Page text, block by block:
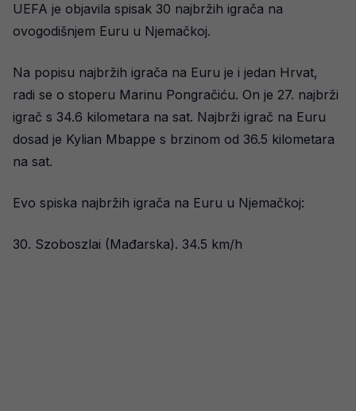
UEFA je objavila spisak 30 najbržih igrača na
ovogodišnjem Euru u Njemačkoj.
Na popisu najbržih igrača na Euru je i jedan Hrvat,
radi se o stoperu Marinu Pongračiću. On je 27. najbrži
igrač s 34.6 kilometara na sat. Najbrži igrač na Euru
dosad je Kylian Mbappe s brzinom od 36.5 kilometara
na sat.
Evo spiska najbržih igrača na Euru u Njemačkoj:
30. Szoboszlai (Mađarska). 34.5 km/h